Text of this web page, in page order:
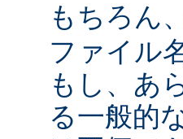
もちろん、
ファイル
もし、あ
る一般的